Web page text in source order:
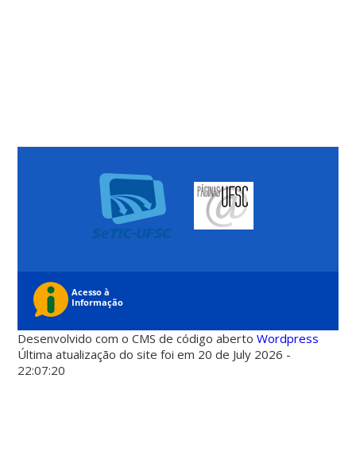
Desenvolvido com o CMS de código abertoWordpress
Última atualização do site foi em 20 de July 2026 -
22:07:20